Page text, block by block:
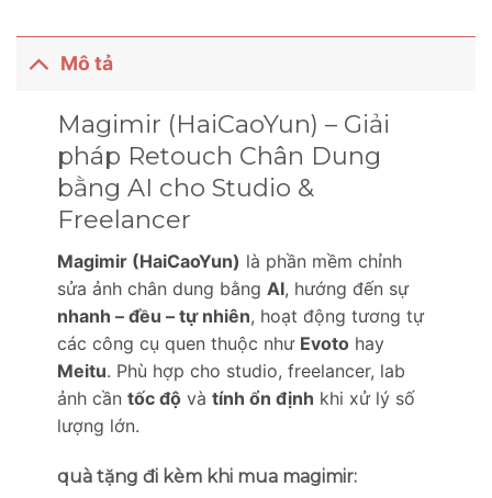
Mô tả
Magimir (HaiCaoYun) – Giải
pháp Retouch Chân Dung
bằng AI cho Studio &
Freelancer
Magimir (HaiCaoYun) là phần mềm chỉnh
sửa ảnh chân dung bằng AI, hướng đến sự
nhanh – đều – tự nhiên, hoạt động tương tự
các công cụ quen thuộc như Evotohay
Meitu. Phù hợp cho studio, freelancer, lab
ảnh cần tốc độvà tính ổn định khi xử lý số
lượng lớn.
quà tặng đi kèm khi mua magimir: